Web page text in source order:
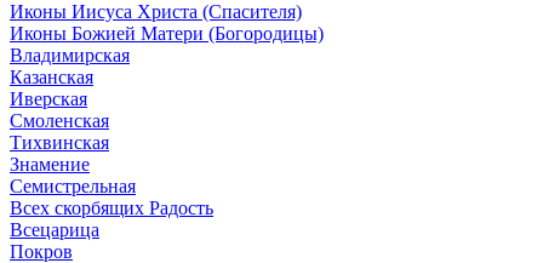
Иконы Иисуса Христа (Спасителя)
Иконы Божией Матери (Богородицы)
Владимирская
Казанская
Иверская
Смоленская
Тихвинская
Знамение
Семистрельная
Всех скорбящих Радость
Всецарица
Покров